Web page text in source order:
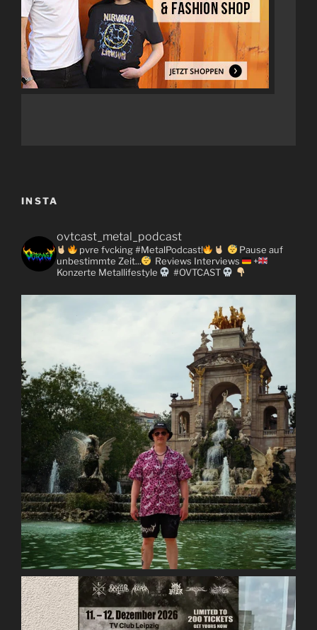
INSTA
ovtcast_metal_podcast
pvre fvcking #MetalPodcast!
Pause auf
unbestimmte Zeit...
Reviews Interviews
+
Konzerte Metallifestyle #OVTCAST